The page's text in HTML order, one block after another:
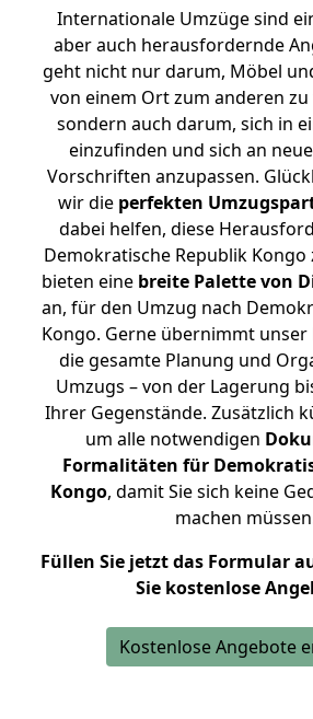
Internationale Umzüge sind
aber auch herausfordernde
geht nicht nur darum, Möbel
von einem Ort zum anderen
sondern auch darum, sich in
einzufinden und sich an
Vorschriften anzupassen.
wir die perfekten
dabei helfen, diese
Demokratische Republik Kongo
bieten eine breite Palette von
an, für den Umzug nach
Kongo. Gerne übernimmt
die gesamte Planung und
Umzugs – von der Lagerung
Ihrer Gegenstände. Zusätzlich
um alle notwendigen
Formalitäten für
Kongo, damit Sie sich keine
machen
Füllen Sie jetzt das Formular
Sie kostenlose
Kostenlose Angebote